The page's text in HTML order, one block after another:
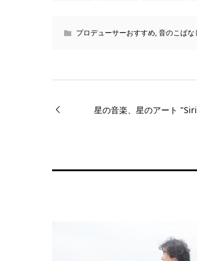
プロデューサーおすすめ,音のこばな
星の音楽、星のアート